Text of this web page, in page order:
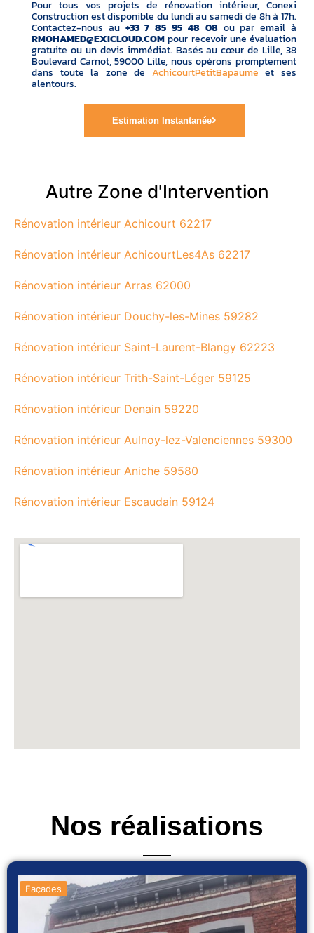
Pour tous vos projets de rénovation intérieur, Conexi
Construction est disponible du lundi au samedi de 8h à 17h.
Contactez-nous au +33 7 85 95 48 08ou par email à
RMOHAMED@EXICLOUD.COMpour recevoir une évaluation
gratuite ou un devis immédiat. Basés au cœur de Lille, 38
Boulevard Carnot, 59000 Lille, nous opérons promptement
dans toute la zone de AchicourtPetitBapaume et ses
alentours.
Estimation Instantanée
Autre Zone d'Intervention
Rénovation intérieur Achicourt 62217
Rénovation intérieur AchicourtLes4As 62217
Rénovation intérieur Arras 62000
Rénovation intérieur Douchy-les-Mines 59282
Rénovation intérieur Saint-Laurent-Blangy 62223
Rénovation intérieur Trith-Saint-Léger 59125
Rénovation intérieur Denain 59220
Rénovation intérieur Aulnoy-lez-Valenciennes 59300
Rénovation intérieur Aniche 59580
Rénovation intérieur Escaudain 59124
Nos réalisations
Façades